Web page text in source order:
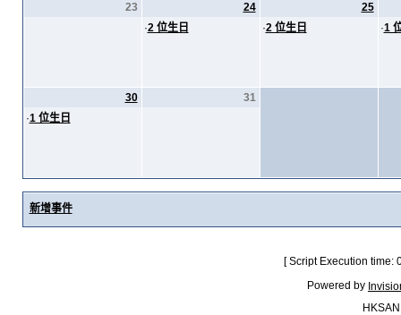
23
24
·2 位生日
25
·2 位生日 ·1
30
·1 位生日
31
新增事件
[ Script Execution
Powered by